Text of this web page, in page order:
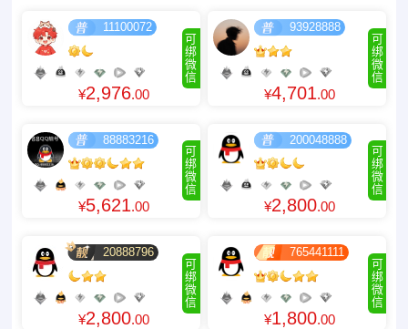
可
绑
微
信
11100072
¥2,976.00
可
绑
微
信
93928888
¥4,701.00
可
绑
微
信
88883216
¥5,621.00
可
绑
微
信
200048888
¥2,800.00
可
绑
微
信
20888796
¥2,800.00
可
绑
微
信
765441111
¥1,800.00